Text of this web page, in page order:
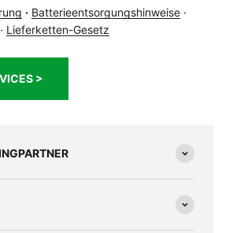
· Batterieentsorgungshinweise ·
· Lieferketten-Gesetz
>